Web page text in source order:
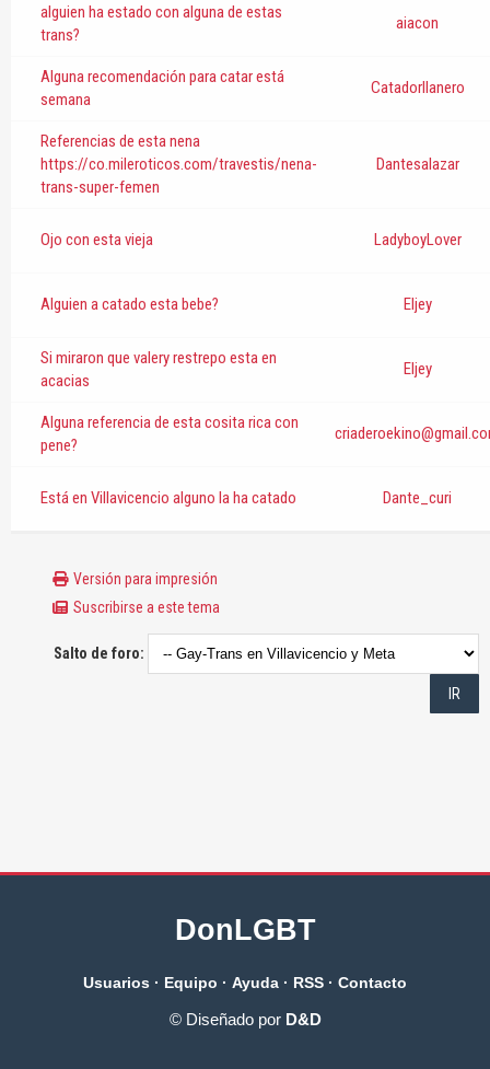
alguien ha estado con alguna de estas
trans?
aiacon
Alguna recomendación para catar está
semana
Catadorllanero
Referencias de esta nena
https://co.mileroticos.com/travestis/nena-
trans-super-femen
Dantesalazar
Ojo con esta vieja LadyboyLover
Alguien a catado esta bebe? Eljey
Si miraron que valery restrepo esta en
acacias
Eljey
Alguna referencia de esta cosita rica con
pene?
Está en Villavicencio alguno la ha catado Dante_curi
Versión para impresión
Suscribirse a este tema
Salto de foro:
DonLGBT
Usuarios · Equipo · Ayuda · RSS · Contacto
© Diseñado por D&D